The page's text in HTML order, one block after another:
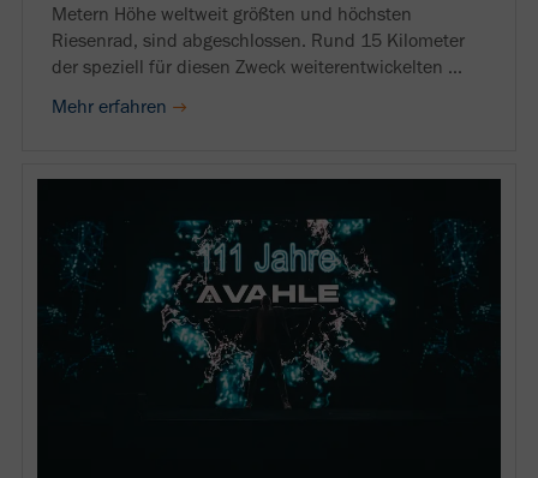
Metern Höhe weltweit größten und höchsten
Riesenrad, sind abgeschlossen. Rund 15 Kilometer
der speziell für diesen Zweck weiterentwickelten ...
Mehr erfahren